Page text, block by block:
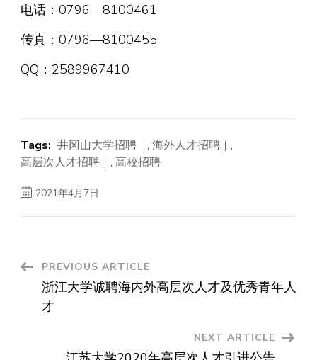
电话：0796—8100461
传真：0796—8100455
QQ：2589967410
Tags: 井冈山大学招聘 , 海外人才招聘
,
高层次人才招聘
, 高校招聘
2021年4月7日
Post
Navigation
PREVIOUS ARTICLE
浙江大学诚聘海内外高层次人才及优秀青年人
才
NEXT ARTICLE